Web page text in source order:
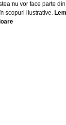
nu vor face parte
scopuri ilustrative.